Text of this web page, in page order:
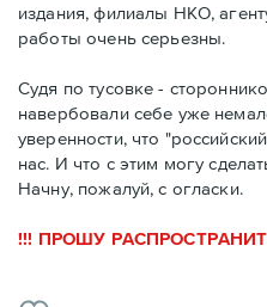
издания, филиалы НКО,
работы очень серьезны.
Судя по тусовке -
навербовали себе уже
уверенности, что
нас. И что с этим могу
Начну, пожалуй, с огласки.
!!! ПРОШУ